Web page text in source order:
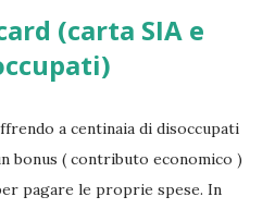
(carta SIA e
a centinaia di disoccupati
bonus ( contributo economico )
pagare le proprie spese. In